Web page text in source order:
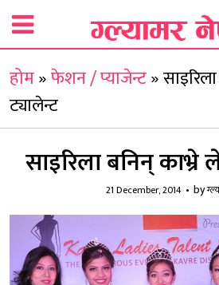
होम»फेशन / प्याजेन्ट»
ट्यालेन्ट
साइरिला बनिन् काभ्रे
21 December, 2014 by